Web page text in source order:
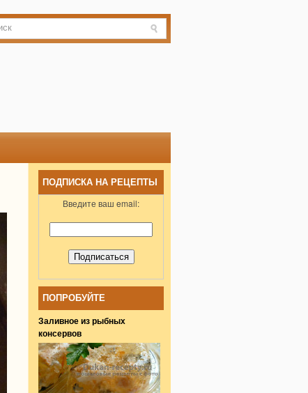
ПОДПИСКА НА РЕЦЕПТЫ
Введите ваш email:
ПОПРОБУЙТЕ
Заливное из рыбных
консервов